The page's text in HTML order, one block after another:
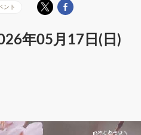
ント
年05月17日(日)